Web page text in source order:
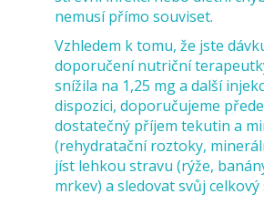
nemusí přímo souviset.
Vzhledem k tomu, že jste
doporučení nutriční
snížila na 1,25 mg a další
dispozici, doporučujeme
dostatečný příjem tekutin a
(rehydratační roztoky,
jíst lehkou stravu (rýže,
mrkev) a sledovat svůj celkový